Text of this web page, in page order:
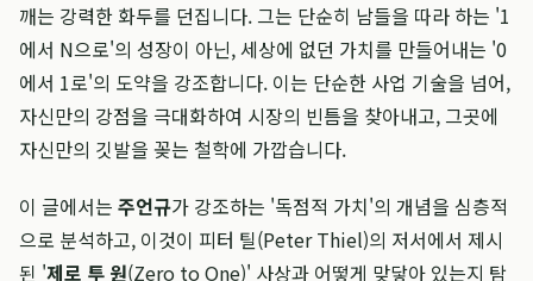
깨는 강력한 화두를 던집니다. 그는 단순히 남들을 따라 하는 '1
에서 N으로'의 성장이 아닌, 세상에 없던 가치를 만들어내는 '0
에서 1로'의 도약을 강조합니다. 이는 단순한 사업 기술을 넘어,
자신만의 강점을 극대화하여 시장의 빈틈을 찾아내고, 그곳에
자신만의 깃발을 꽂는 철학에 가깝습니다.
이 글에서는 주언규가 강조하는 '독점적 가치'의 개념을 심층적
으로 분석하고, 이것이 피터 틸(Peter Thiel)의 저서에서 제시
된 '제로 투 원(Zero to One)' 사상과 어떻게 맞닿아 있는지 탐